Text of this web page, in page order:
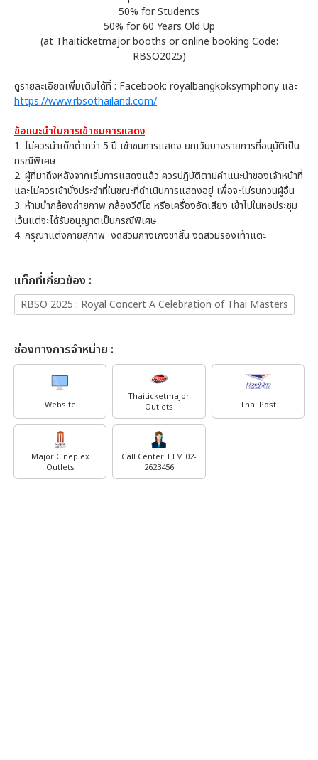
50% for Students
50% for 60 Years Old Up
(at Thaiticketmajor booths or online booking Code:
RBSO2025)
ดูรายละเอียดเพิ่มเติมได้ที่ : Facebook: royalbangkoksymphony และ
https://www.rbsothailand.com/
ข้อแนะนำในการเข้าชมการแสดง
1. ไม่ควรนำเด็กต่ำกว่า 5 ปี เข้าชมการแสดง ยกเว้นบางรายการที่อนุมัติเป็น
กรณีพิเศษ
2. ผู้ที่มาถึงหลังจากเริ่มการแสดงแล้ว ควรปฏิบัติตามคำแนะนำของเจ้าหน้าที่
และไม่ควรเข้านั่งประจำที่ในขณะที่ดำเนินการแสดงอยู่ เพื่อจะไม่รบกวนผู้อื่น
3. ห้ามนำกล้องถ่ายภาพ กล้องวีดีโอ หรือเครื่องอัดเสียง เข้าไปในหอประชุม
เว้นแต่จะได้รับอนุญาตเป็นกรณีพิเศษ
4. กรุณาแต่งกายสุภาพ งดสวมกางเกงขาสั้น งดสวมรองเท้าแตะ
เเท็กที่เกี่ยวข้อง :
RBSO 2025 : Royal Concert A Celebration of Thai Masters
ช่องทางการจำหน่าย :
Website
Thaiticketmajor
Outlets
Thai Post
Major Cineplex
Outlets
Call Center TTM 02-
2623456